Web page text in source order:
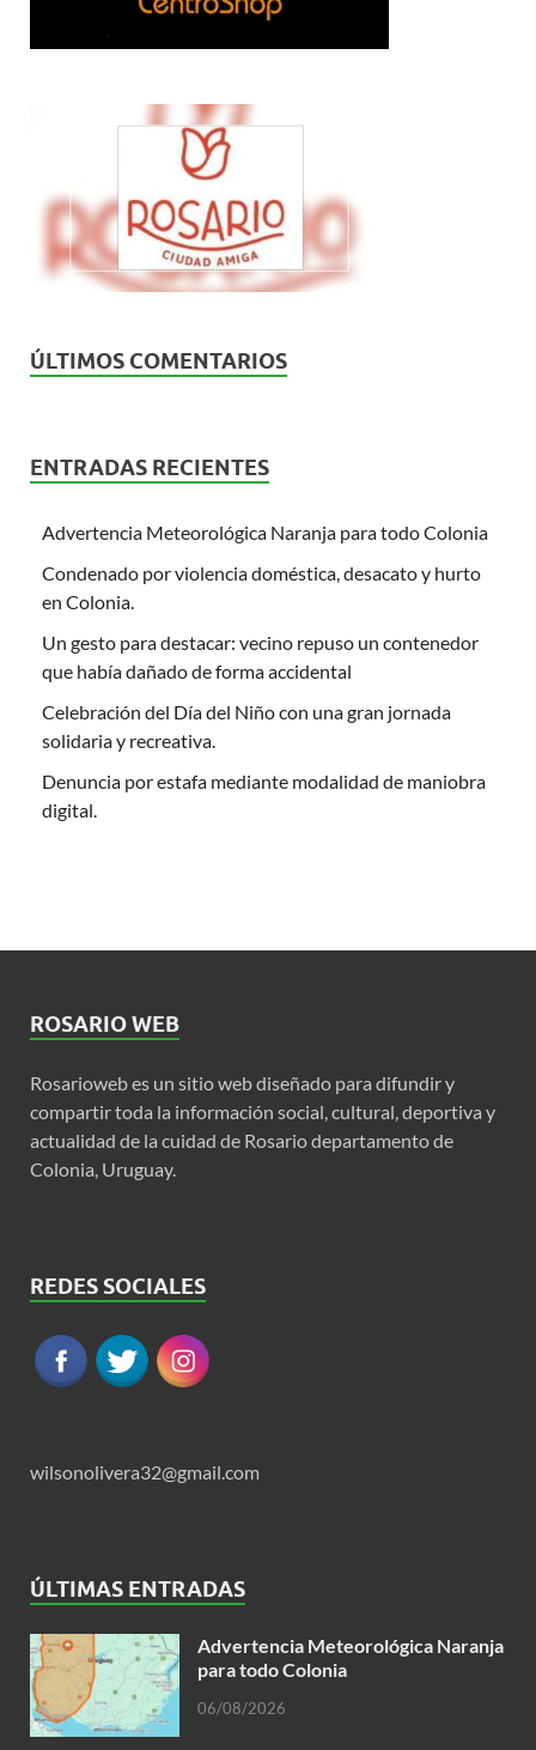
ÚLTIMOS COMENTARIOS
ENTRADAS RECIENTES
Advertencia Meteorológica Naranja para todo Colonia
Condenado por violencia doméstica, desacato y hurto
en Colonia.
Un gesto para destacar: vecino repuso un contenedor
que había dañado de forma accidental
Celebración del Día del Niño con una gran jornada
solidaria y recreativa.
Denuncia por estafa mediante modalidad de maniobra
digital.
ROSARIO WEB
Rosarioweb es un sitio web diseñado para difundir y
compartir toda la información social, cultural, deportiva y
actualidad de la cuidad de Rosario departamento de
Colonia, Uruguay.
REDES SOCIALES
wilsonolivera32@gmail.com
ÚLTIMAS ENTRADAS
Advertencia Meteorológica Naranja
para todo Colonia
06/08/2026